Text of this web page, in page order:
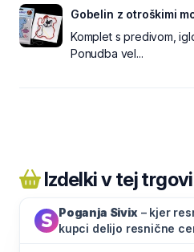
Gobelin z otroškimi
Komplet s predivom,
Ponudba vel...
Izdelki v tej
Poganja Sivix – kjer
kupci delijo resnične